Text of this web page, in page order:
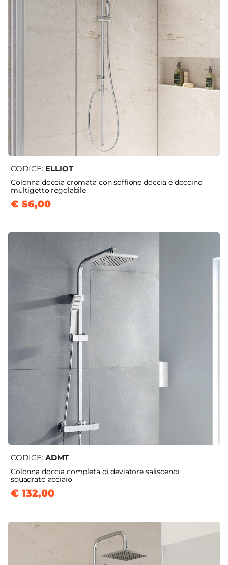
CODICE: ELLIOT
Colonna doccia cromata con soffione doccia e doccino
multigetto regolabile
€ 56,00
CODICE: ADMT
Colonna doccia completa di deviatore saliscendi
squadrato acciaio
€ 132,00